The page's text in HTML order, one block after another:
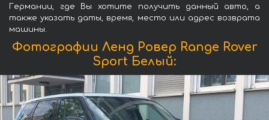
Германии, где Вы хотите получить данный авто, а
также указать даты, время, место или адрес возврата
машины.
Фотографии Ленд Ровер Range Rover
Sport Белый: